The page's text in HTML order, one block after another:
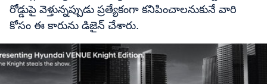
రోడ్డుపై వెళ్తున్నప్పుడు ప్రత్యేకంగా కనిపించాలనుకునే వారి
కోసం ఈ కారును డిజైన్ చేశారు.